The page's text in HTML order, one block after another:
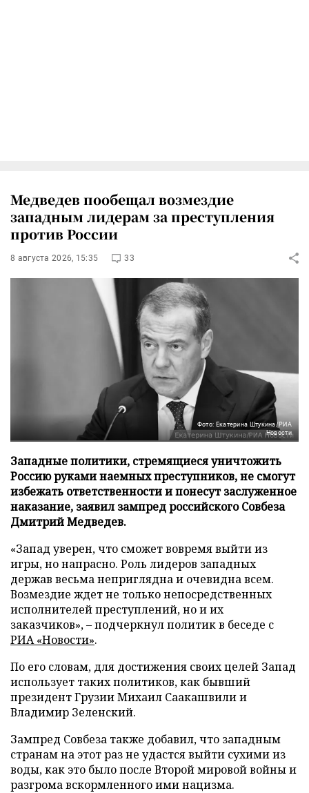
Медведев пообещал возмездие
западным лидерам за преступления
против России
8 августа 2026, 15:35 33
Фото: Екатерина Штукина/РИА
Новости
Западные политики, стремящиеся уничтожить
Россию руками наемных преступников, не смогут
избежать ответственности и понесут заслуженное
наказание, заявил зампред российского Совбеза
Дмитрий Медведев.
«Запад уверен, что сможет вовремя выйти из
игры, но напрасно. Роль лидеров западных
держав весьма неприглядна и очевидна всем.
Возмездие ждет не только непосредственных
исполнителей преступлений, но и их
заказчиков», – подчеркнул политик в беседе с
РИА «Новости».
По его словам, для достижения своих целей Запад
использует таких политиков, как бывший
президент Грузии Михаил Саакашвили и
Владимир Зеленский.
Зампред Совбеза также добавил, что западным
странам на этот раз не удастся выйти сухими из
воды, как это было после Второй мировой войны и
разгрома вскормленного ими нацизма.